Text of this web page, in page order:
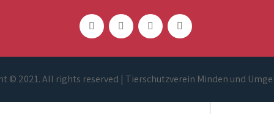
© 2021. All rights reserved | Tierschutzverein Minden und